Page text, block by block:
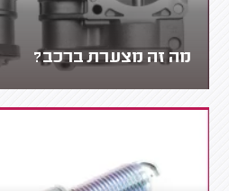
מה זה מצערת ברכב?